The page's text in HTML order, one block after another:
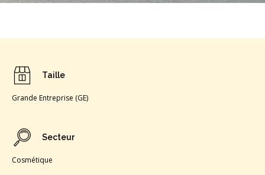
Taille
Grande Entreprise (GE)
Secteur
Cosmétique